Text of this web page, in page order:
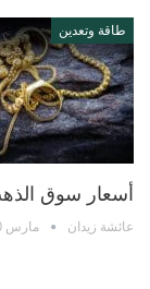
طاقة وتعدين
أسعار سوق الذهب
عائشة زيدان مارس 10, 2024